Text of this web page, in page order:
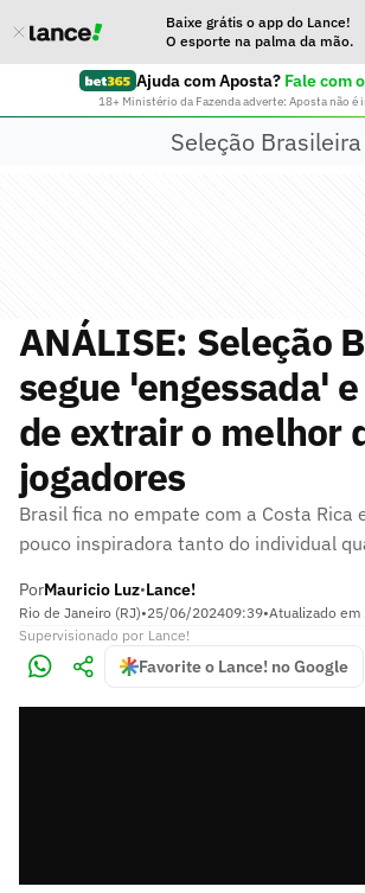
Baixe grátis o app do Lance!
O esporte na palma da mão.
Ajuda com Aposta? Fale com
18+ Ministério da Fazenda adverte: Aposta não é
Seleção Brasileira
ANÁLISE: Seleção
segue 'engessada'
de extrair o melhor
jogadores
Brasil fica no empate com a Costa Rica
pouco inspiradora tanto do individual
PorMauricio Luz•Lance!
Rio de Janeiro (RJ)•25/06/202409:39•Atualizado em
Supervisionado por Lance!
Favorite o Lance! no Google